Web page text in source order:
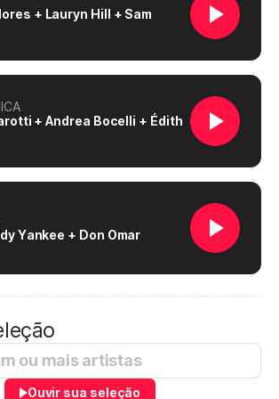
+ Lauryn Hill + Sam
+ Andrea Bocelli + Édith
Yankee + Don Omar
Ouvir sua seleção